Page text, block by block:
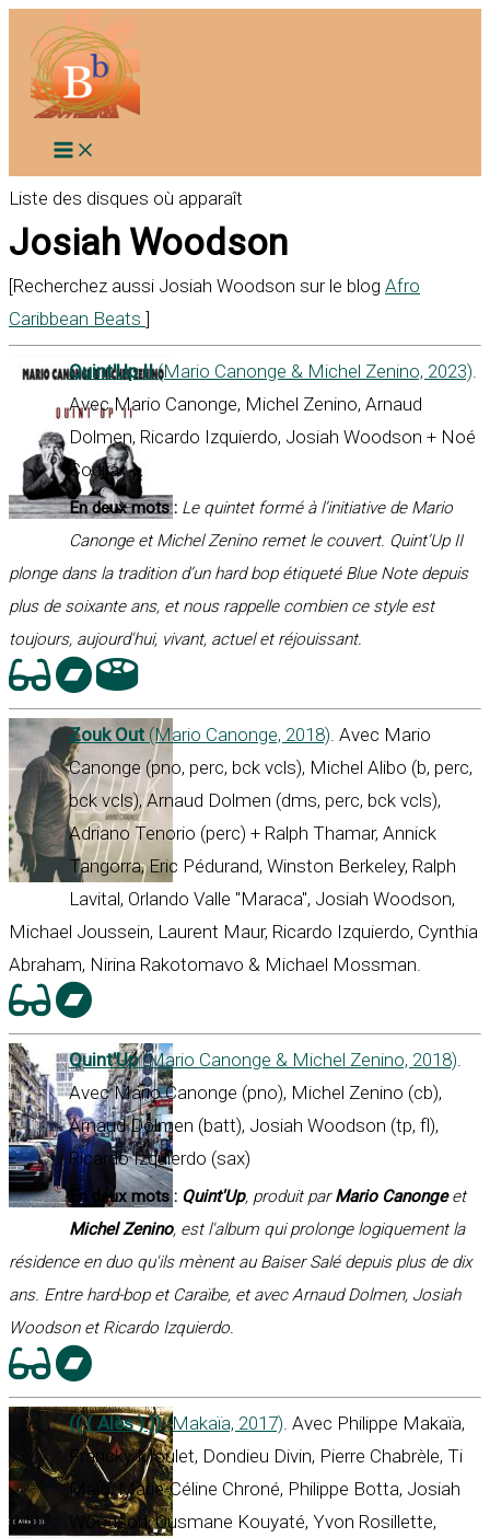
contenu
Liste des disques où apparaît
Josiah Woodson
[Recherchez aussi Josiah Woodson sur le blog Afro
Caribbean Beats ]
Quint'Up II(Mario Canonge & Michel Zenino, 2023).
Avec Mario Canonge, Michel Zenino, Arnaud
Dolmen, Ricardo Izquierdo, Josiah Woodson + Noé
Codjia
En deux mots : Le quintet formé à l’initiative de Mario
Canonge et Michel Zenino remet le couvert. Quint’Up II
plonge dans la tradition d’un hard bop étiqueté Blue Note depuis
plus de soixante ans, et nous rappelle combien ce style est
toujours, aujourd'hui, vivant, actuel et réjouissant.
Zouk Out (Mario Canonge, 2018). Avec Mario
Canonge (pno, perc, bck vcls), Michel Alibo (b, perc,
bck vcls), Arnaud Dolmen (dms, perc, bck vcls),
Adriano Tenorio (perc) + Ralph Thamar, Annick
Tangorra, Eric Pédurand, Winston Berkeley, Ralph
Lavital, Orlando Valle "Maraca", Josiah Woodson,
Michael Joussein, Laurent Maur, Ricardo Izquierdo, Cynthia
Abraham, Nirina Rakotomavo & Michael Mossman.
Quint'Up(Mario Canonge & Michel Zenino, 2018).
Avec Mario Canonge (pno), Michel Zenino (cb),
Arnaud Dolmen (batt), Josiah Woodson (tp, fl),
Ricardo Izquierdo (sax)
En deux mots : Quint'Up, produit parMario Canongeet
Michel Zenino, est l'album qui prolonge logiquement la
résidence en duo qu'ils mènent au Baiser Salé depuis plus de dix
ans. Entre hard-bop et Caraïbe, et avec Arnaud Dolmen, Josiah
Woodson et Ricardo Izquierdo.
(( ( Alès ) ))(Makaïa, 2017). Avec Philippe Makaïa,
Francky Moulet, Dondieu Divin, Pierre Chabrèle, Ti
Malo, Marie-Céline Chroné, Philippe Botta, Josiah
Woodson, Ousmane Kouyaté, Yvon Rosillette,